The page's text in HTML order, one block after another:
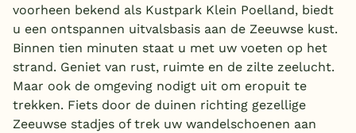
Onze e-boeken
voorheen bekend als Kustpark Klein Poelland, biedt
u een ontspannen uitvalsbasis aan de Zeeuwse kust.
Binnen tien minuten staat u met uw voeten op het
strand. Geniet van rust, ruimte en de zilte zeelucht.
Maar ook de omgeving nodigt uit om eropuit te
trekken. Fiets door de duinen richting gezellige
Zeeuwse stadjes of trek uw wandelschoenen aan